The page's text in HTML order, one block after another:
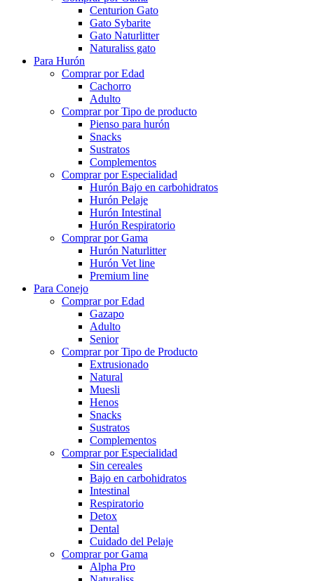
Centurion Gato
Gato Sybarite
Gato Naturlitter
Naturaliss gato
Para Hurón
Comprar por Edad
Cachorro
Adulto
Comprar por Tipo de producto
Pienso para hurón
Snacks
Sustratos
Complementos
Comprar por Especialidad
Hurón Bajo en carbohidratos
Hurón Pelaje
Hurón Intestinal
Hurón Respiratorio
Comprar por Gama
Hurón Naturlitter
Hurón Vet line
Premium line
Para Conejo
Comprar por Edad
Gazapo
Adulto
Senior
Comprar por Tipo de Producto
Extrusionado
Natural
Muesli
Henos
Snacks
Sustratos
Complementos
Comprar por Especialidad
Sin cereales
Bajo en carbohidratos
Intestinal
Respiratorio
Detox
Dental
Cuidado del Pelaje
Comprar por Gama
Alpha Pro